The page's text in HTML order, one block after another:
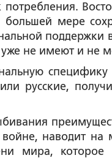
мере
поддержки
не имеют и не
специфику
русские,
наводит
мира,